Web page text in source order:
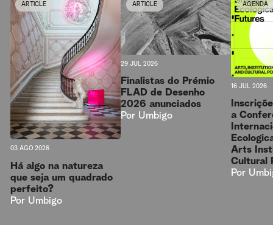
ARTICLE
03 AGO 2026
Há algo na natureza
que seja um quadrado
perfeito?
Por Umbigo
ARTICLE
29 JUL 2026
Finalistas do Prémio
FLAD de Desenho
2026 anunciados
Por Umbigo
AGENDA
16 JUL 2026
a
Arts
Cultural
Por